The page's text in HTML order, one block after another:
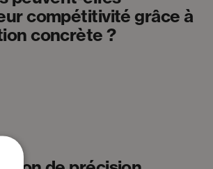
compétitivité grâce à
concrète ?